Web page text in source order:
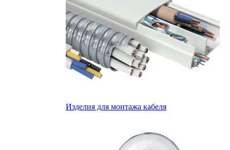
Изделия для монтажа кабеля